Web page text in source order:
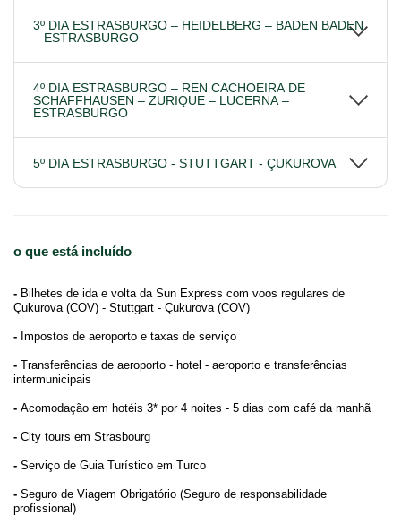
3º DIA ESTRASBURGO – HEIDELBERG – BADEN BADEN
– ESTRASBURGO
4º DIA ESTRASBURGO – REN CACHOEIRA DE
SCHAFFHAUSEN – ZURIQUE – LUCERNA –
ESTRASBURGO
5º DIA ESTRASBURGO - STUTTGART - ÇUKUROVA
o que está incluído
- Bilhetes de ida e volta da Sun Express com voos regulares de
Çukurova (COV) - Stuttgart - Çukurova (COV)
- Impostos de aeroporto e taxas de serviço
- Transferências de aeroporto - hotel - aeroporto e transferências
intermunicipais
- Acomodação em hotéis 3* por 4 noites - 5 dias com café da manhã
- City tours em Strasbourg
- Serviço de Guia Turístico em Turco
- Seguro de Viagem Obrigatório (Seguro de responsabilidade
profissional)